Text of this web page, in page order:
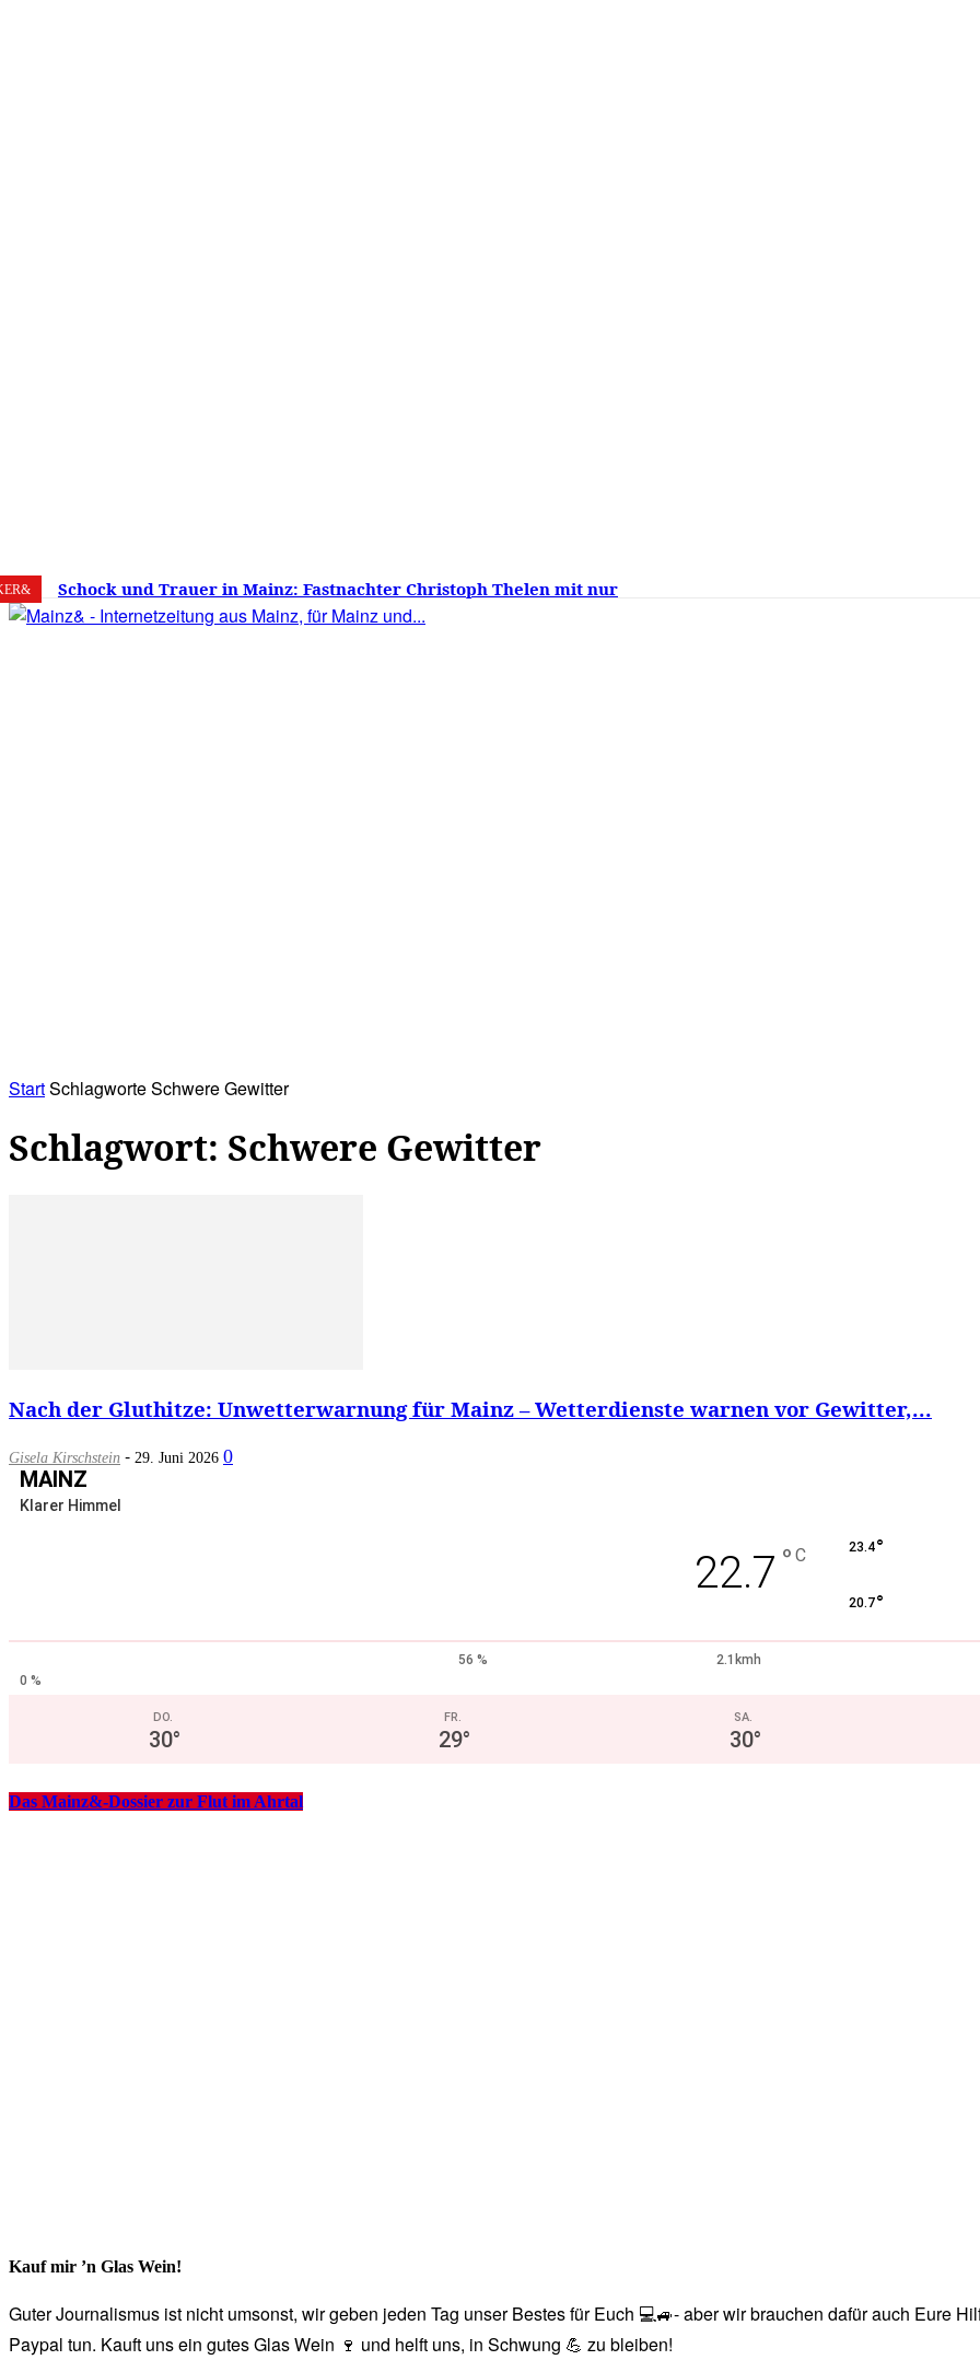
6. August 2026 22.7 Mainz
Schock und Trauer in Mainz: Fastnachter Christoph Thelen mit nur
60 Jahren gestorben – Was ist die Fastnacht ohne…?
StartSchlagworteSchwere Gewitter
Schlagwort: Schwere Gewitter
Nach der Gluthitze: Unwetterwarnung für Mainz – Wetterdienste warnen vor Gewitter,...
Gisela Kirschstein - 29. Juni 2026 0
MAINZ
Klarer Himmel
22.7 ° C 23.4°
20.7°
56 %
2.1kmh
0 %
DO.
30°
FR.
29°
SA.
30°
Das Mainz&-Dossier zur Flut im Ahrtal
Kauf mir ’n Glas Wein!
Guter Journalismus ist nicht umsonst, wir geben jeden Tag unser Bestes für Euch 💻🚙- aber wir brauchen dafür auch Eure
Paypal tun. Kauft uns ein gutes Glas Wein 🍷 und helft uns, in Schwung 💪 zu bleiben!